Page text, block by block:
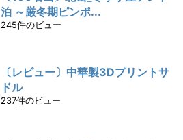
泊 ～厳冬期ピンポ...
245件のビュー
〔レビュー〕中華製3Dプリントサ
ドル
237件のビュー